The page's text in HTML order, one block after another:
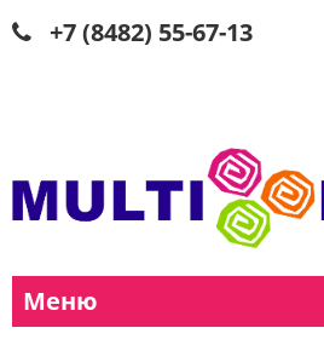
+7 (8482) 55-67-13
Меню